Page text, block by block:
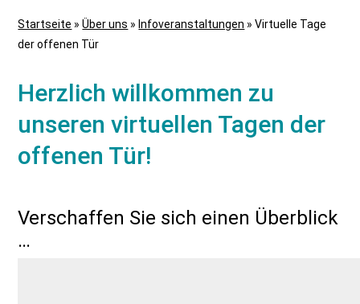
Startseite »Über uns » Infoveranstaltungen »Virtuelle Tage
der offenen Tür
Herzlich willkommen zu
unseren virtuellen Tagen der
offenen Tür!
Verschaffen Sie sich einen Überblick
…